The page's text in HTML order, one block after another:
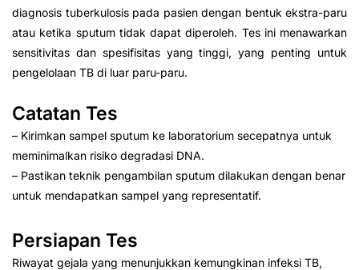
diagnosis tuberkulosis pada pasien dengan bentuk ekstra-paru
atau ketika sputum tidak dapat diperoleh. Tes ini menawarkan
sensitivitas dan spesifisitas yang tinggi, yang penting untuk
pengelolaan TB di luar paru-paru.
Catatan Tes
– Kirimkan sampel sputum ke laboratorium secepatnya untuk
meminimalkan risiko degradasi DNA.
– Pastikan teknik pengambilan sputum dilakukan dengan benar
untuk mendapatkan sampel yang representatif.
Persiapan Tes
Riwayat gejala yang menunjukkan kemungkinan infeksi TB,